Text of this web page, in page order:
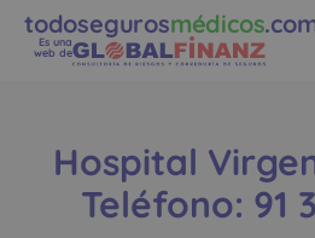
todosegurosmédicos
Es una
web de
Hospital
Teléfono: 91